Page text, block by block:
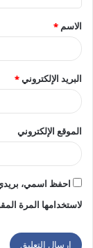
ق
*
الاسم *
البريد الإلكتروني*
الموقع الإلكتروني
احفظ اسمي، بريدي
لاستخدامها المرة